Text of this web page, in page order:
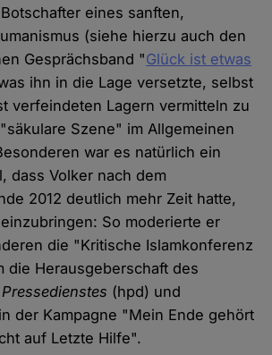
eines sanften,
(siehe hierzu auch den
Gesprächsband "Glück ist etwas
ihn in die Lage versetzte, selbst
verfeindeten Lagern vermitteln zu
Szene" im Allgemeinen
war es natürlich ein
dass Volker nach dem
2012 deutlich mehr Zeit hatte,
So moderierte er
die "Kritische Islamkonferenz
die Herausgeberschaft des
(hpd) und
der Kampagne "Mein Ende gehört
auf Letzte Hilfe".